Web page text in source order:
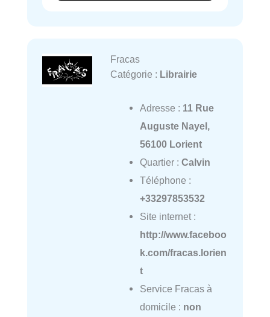
Fracas
Catégorie : Librairie
Adresse : 11 Rue
Auguste Nayel,
56100 Lorient
Quartier : Calvin
Téléphone :
+33297853532
Site internet :
http://www.faceboo
k.com/fracas.lorien
t
Service Fracas à
domicile : non